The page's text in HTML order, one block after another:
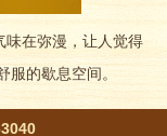
味在弥漫，让人觉得
服的歇息空间。